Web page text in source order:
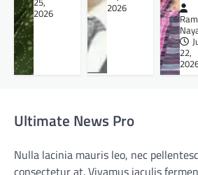
2026
2026
22,
Ultimate News Pro
Nulla lacinia mauris leo, nec
consectetur at. Vivamus iaculis